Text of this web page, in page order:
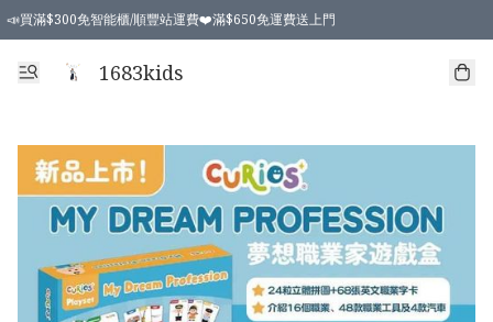
📣買滿$300免智能櫃/順豐站運費❤️滿$650免運費送上門
📣買滿$300免智能櫃/順豐站運費❤️滿$650免運費送上門
1683kids